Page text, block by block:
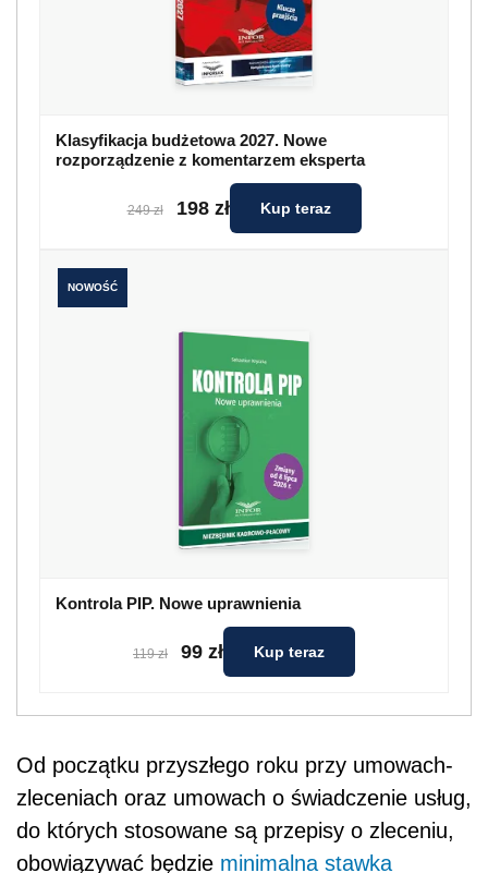
Klasyfikacja budżetowa 2027. Nowe
rozporządzenie z komentarzem eksperta
249 zł 198 zł Kup teraz
NOWOŚĆ
Kontrola PIP. Nowe uprawnienia
119 zł 99 zł Kup teraz
Od początku przyszłego roku przy umowach-
zleceniach oraz umowach o świadczenie usług,
do których stosowane są przepisy o zleceniu,
obowiązywać będzie minimalna stawka